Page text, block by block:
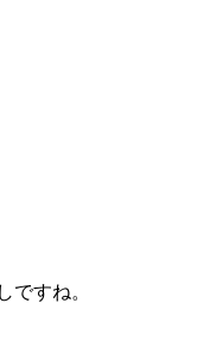
ですね。